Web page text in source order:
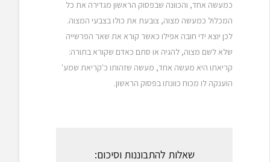
כמעשה אחד, והכוונה שבפסוק הראשון מגדירה את כל
המכלול כמעשה מצוה, צובעת את כולו בצבעי המצוה.
לכן יוצא ידי חובה אפילו כאשר קורא את שאר הפרשייה
שלא לשם מצוה, להגיה או סתם כאדם שקורא בתורה:
קריאתו היא מעשה אחד, מעשה שזהותו כ'קריאת שמע'
הוענקה לו מכוח כוונתו בפסוק הראשון.
שאלות להתבוננות וסיכום: